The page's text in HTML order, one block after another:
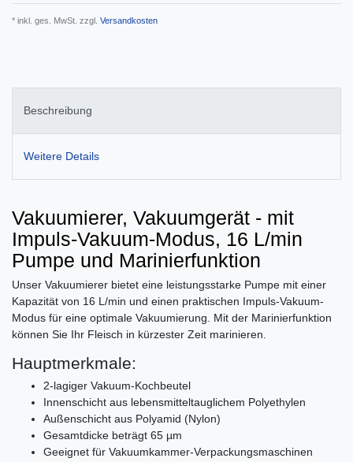
* inkl. ges. MwSt. zzgl. Versandkosten
Beschreibung
Weitere Details
Vakuumierer, Vakuumgerät - mit
Impuls-Vakuum-Modus, 16 L/min
Pumpe und Marinierfunktion
Unser Vakuumierer bietet eine leistungsstarke Pumpe mit einer
Kapazität von 16 L/min und einen praktischen Impuls-Vakuum-
Modus für eine optimale Vakuumierung. Mit der Marinierfunktion
können Sie Ihr Fleisch in kürzester Zeit marinieren.
Hauptmerkmale:
2-lagiger Vakuum-Kochbeutel
Innenschicht aus lebensmitteltauglichem Polyethylen
Außenschicht aus Polyamid (Nylon)
Gesamtdicke beträgt 65 µm
Geeignet für Vakuumkammer-Verpackungsmaschinen